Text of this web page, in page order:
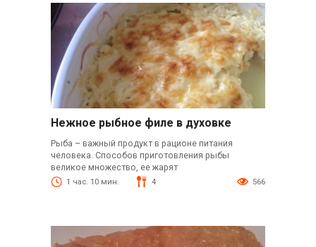
Нежное рыбное филе в духовке
Рыба – важный продукт в рационе питания
человека. Способов приготовления рыбы
великое множество, ее жарят
1 час. 10 мин. 4 566